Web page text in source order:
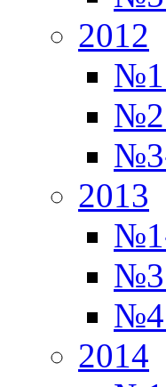
2012
№1
№2
2013
№3
№4
2014